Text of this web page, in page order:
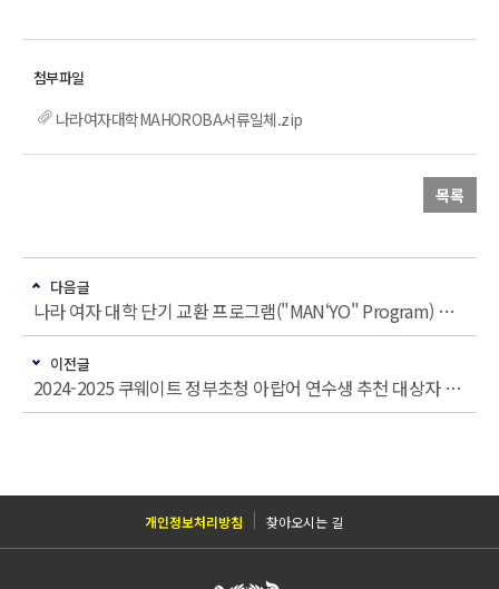
나라여자대학MAHOROBA서류일체.zip
목록
다음글
나라 여자 대학 단기 교환 프로그램("MAN‘YO" Program) 참여자 모집
이전글
2024-2025 쿠웨이트 정부초청 아랍어 연수생 추천 대상자 선발 안내
개인정보처리방침 찾아오시는 길